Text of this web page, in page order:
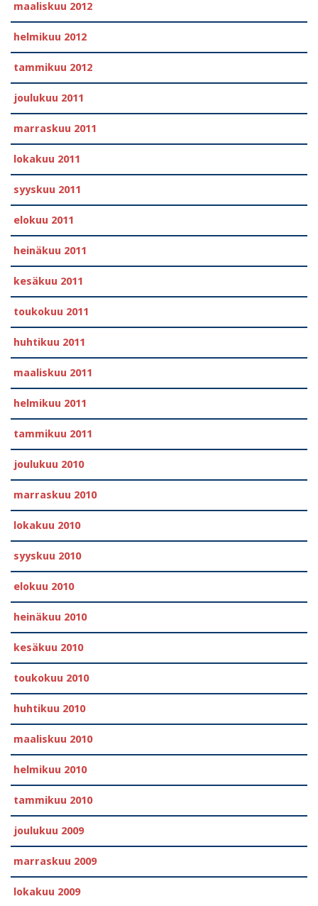
maaliskuu 2012
helmikuu 2012
tammikuu 2012
joulukuu 2011
marraskuu 2011
lokakuu 2011
syyskuu 2011
elokuu 2011
heinäkuu 2011
kesäkuu 2011
toukokuu 2011
huhtikuu 2011
maaliskuu 2011
helmikuu 2011
tammikuu 2011
joulukuu 2010
marraskuu 2010
lokakuu 2010
syyskuu 2010
elokuu 2010
heinäkuu 2010
kesäkuu 2010
toukokuu 2010
huhtikuu 2010
maaliskuu 2010
helmikuu 2010
tammikuu 2010
joulukuu 2009
marraskuu 2009
lokakuu 2009